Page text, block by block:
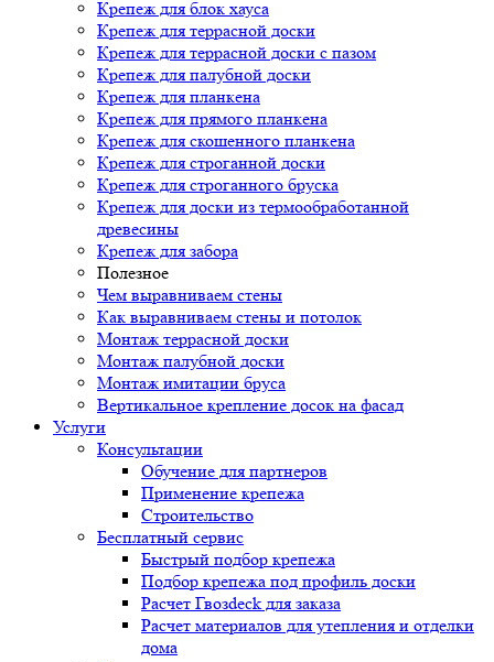
Крепеж для блок хауса
Крепеж для террасной доски
Крепеж для террасной доски с пазом
Крепеж для палубной доски
Крепеж для планкена
Крепеж для прямого планкена
Крепеж для скошенного планкена
Крепеж для строганной доски
Крепеж для строганного бруска
Крепеж для доски из термообработанной
древесины
Крепеж для забора
Полезное
Чем выравниваем стены
Как выравниваем стены и потолок
Монтаж террасной доски
Монтаж палубной доски
Монтаж имитации бруса
Вертикальное крепление досок на фасад
Услуги
Консультации
Обучение для партнеров
Применение крепежа
Строительство
Бесплатный сервис
Быстрый подбор крепежа
Подбор крепежа под профиль доски
Расчет Гвозdeck для заказа
Расчет материалов для утепления и отделки
дома